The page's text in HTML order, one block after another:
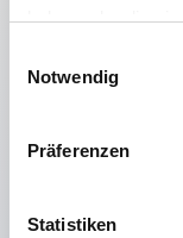
haben oder die
Notwendig
Präferenzen
Statistiken
Modulare
NEMA 4X